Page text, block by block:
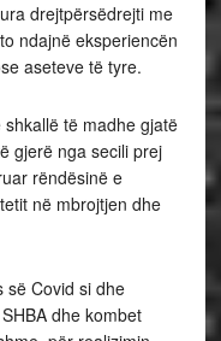
drejtpërsëdrejti me
ndajnë eksperiencën
aseteve të tyre.
të madhe gjatë
gjerë nga secili prej
rëndësinë e
në mbrojtjen dhe
së Covid si dhe
dhe kombet